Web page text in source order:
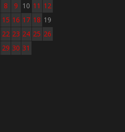
8 9 10 11 12
15 16 17 18 19
22 23 24 25 26
29 30 31